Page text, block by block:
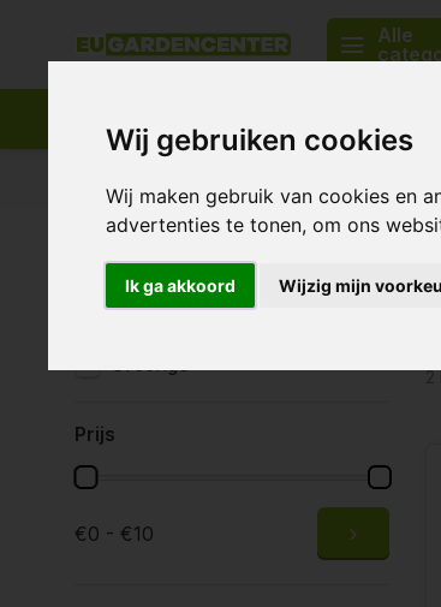
Wij gebruiken cookies
Wij maken gebruik van cookies en
advertenties te tonen, om ons
Ik ga akkoord Wijzig mijn
Alle
Home Rook accessoires Rolling Tray
Merken
Greengo
Prijs
€0 - €10
2